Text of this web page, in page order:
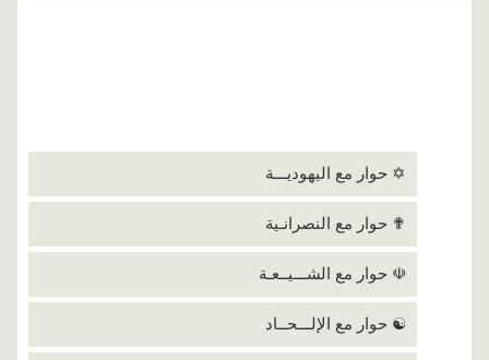
✡ حوار مع اليهوديـــة
✟ حوار مع النصرانـية
☫ حوار مع الشـــيــعـة
☯ حوار مع الإلـــحــاد